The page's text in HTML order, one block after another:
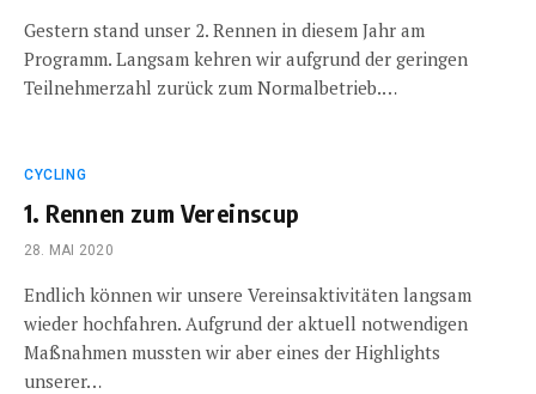
Gestern stand unser 2. Rennen in diesem Jahr am
Programm. Langsam kehren wir aufgrund der geringen
Teilnehmerzahl zurück zum Normalbetrieb.…
CYCLING
1. Rennen zum Vereinscup
28. MAI 2020
Endlich können wir unsere Vereinsaktivitäten langsam
wieder hochfahren. Aufgrund der aktuell notwendigen
Maßnahmen mussten wir aber eines der Highlights
unserer…